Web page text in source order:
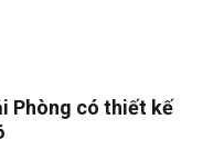
Phòng có thiết kế